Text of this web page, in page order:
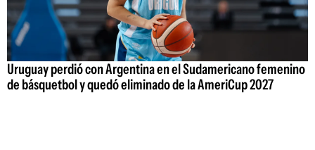
Uruguay perdió con Argentina en el Sudamericano femenino
de básquetbol y quedó eliminado de la AmeriCup 2027